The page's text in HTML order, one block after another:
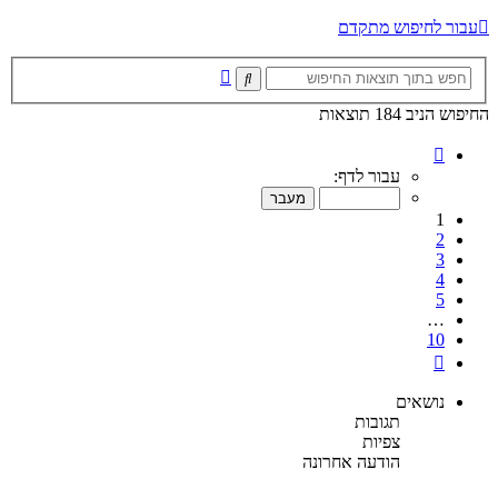
עבור לחיפוש מתקדם
חיפוש
החיפוש הניב 184 תוצאות
מתוך
עבור לדף:
1
2
3
4
5
…
10
נושאים
תגובות
צפיות
הודעה אחרונה